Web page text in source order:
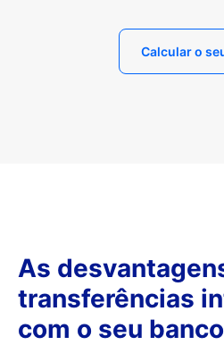
Calcular o
As
transferências
com o seu banco